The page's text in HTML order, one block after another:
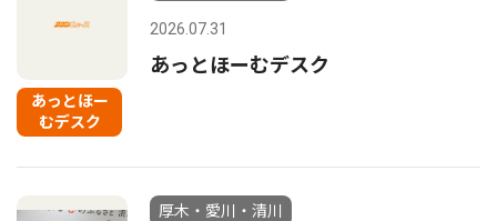
あっとほー
むデスク
2026.07.31
あっとほーむデスク
厚木・愛川・清川